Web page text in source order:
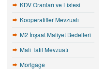
KDV Oranları ve Listesi
Kooperatifler Mevzuatı
M2 İnşaat Maliyet Bedelleri
Mali Tatil Mevzuatı
Mortgage